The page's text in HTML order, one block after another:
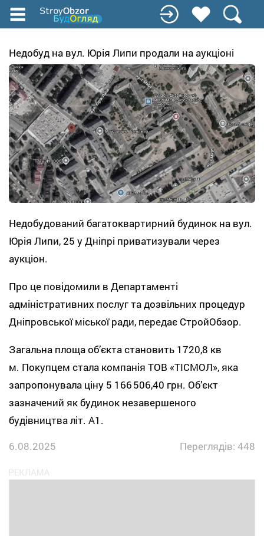
Перейти
до
вмісту
Недобуд на вул. Юрія Липи продали на аукціоні
Недобудований багатоквартирний будинок на вул.
Юрія Липи, 25 у Дніпрі приватизували через
аукціон.
Про це повідомили в Департаменті
адміністративних послуг та дозвільних процедур
Дніпровської міської ради, передає СтройОбзор.
Загальна площа об’єкта становить 1720,8 кв
м. Покупцем стала компанія ТОВ «ТІСМОЛ», яка
запропонувала ціну 5 166 506,40 грн. Об’єкт
зазначений як будинок незавершеного
будівництва літ. А1.
6.08.2025
Переглядів: 448